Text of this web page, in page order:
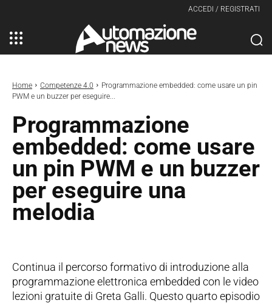
ACCEDI / REGISTRATI
Home Competenze 4.0
Programmazione embedded: come usare un pin
PWM e un buzzer per eseguire...
Programmazione
embedded: come usare
un pin PWM e un buzzer
per eseguire una
melodia
Continua il percorso formativo di introduzione alla
programmazione elettronica embedded con le video
lezioni gratuite di Greta Galli. Questo quarto episodio